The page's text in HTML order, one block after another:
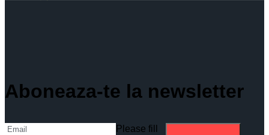
Aboneaza-te la newsletter
Please fill